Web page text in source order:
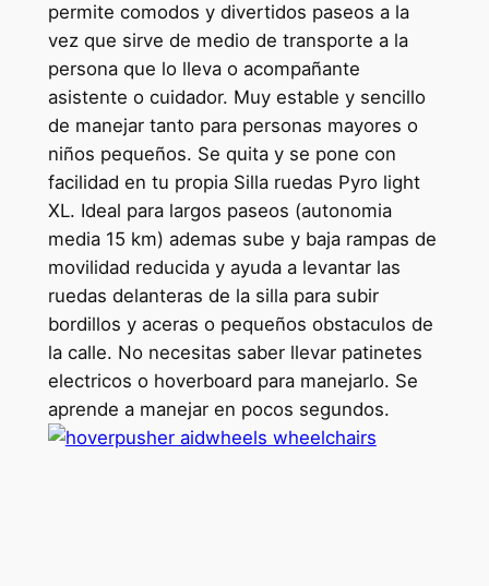
permite comodos y divertidos paseos a la
vez que sirve de medio de transporte a la
persona que lo lleva o acompañante
asistente o cuidador. Muy estable y sencillo
de manejar tanto para personas mayores o
niños pequeños. Se quita y se pone con
facilidad en tu propia Silla ruedas Pyro light
XL. Ideal para largos paseos (autonomia
media 15 km) ademas sube y baja rampas de
movilidad reducida y ayuda a levantar las
ruedas delanteras de la silla para subir
bordillos y aceras o pequeños obstaculos de
la calle. No necesitas saber llevar patinetes
electricos o hoverboard para manejarlo. Se
aprende a manejar en pocos segundos.